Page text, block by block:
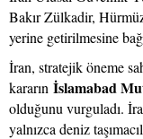
Bakır Zülkadir, Hürmüz
yerine getirilmesine
İran, stratejik öneme
kararın İslamabad
olduğunu vurguladı.
yalnızca deniz